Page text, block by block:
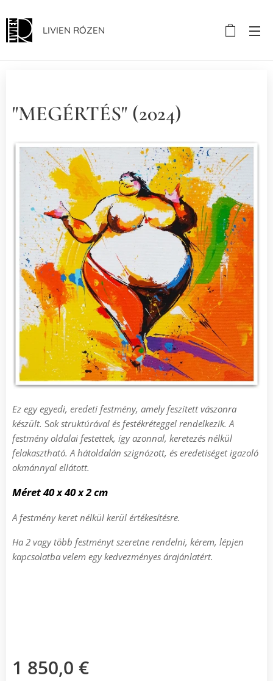
LIVIEN RÓZEN
"MEGÉRTÉS" (2024)
Ez egy egyedi, eredeti festmény, amely feszített vászonra
készült. Sok struktúrával és festékréteggel rendelkezik. A
festmény oldalai festettek, így azonnal, keretezés nélkül
felakasztható. A hátoldalán szignózott, és eredetiséget igazoló
okmánnyal ellátott.
Méret40 x 40 x 2 cm
A festmény keret nélkül kerül értékesítésre.
Ha 2 vagy több festményt szeretne rendelni, kérem, lépjen
kapcsolatba velem egy kedvezményes árajánlatért.
1 850,0 €